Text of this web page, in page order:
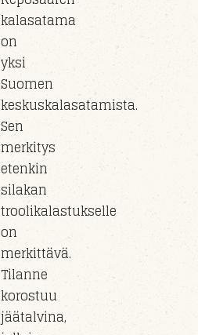
kalasatama
on
yksi
Suomen
keskuskalasatamista.
Sen
merkitys
etenkin
silakan
troolikalastukselle
on
merkittävä.
Tilanne
korostuu
jäätalvina,